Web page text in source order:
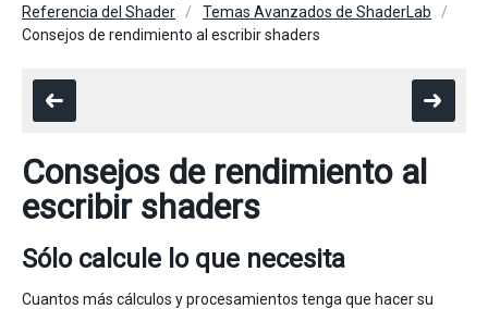
Referencia del Shader
Temas Avanzados de ShaderLab
Consejos de rendimiento al escribir shaders
Consejos de rendimiento al
escribir shaders
Sólo calcule lo que necesita
Cuantos más cálculos y procesamientos tenga que hacer su